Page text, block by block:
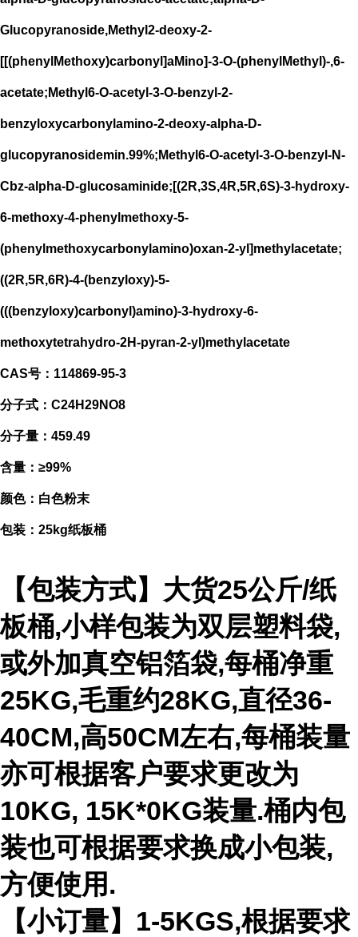
Glucopyranoside,Methyl2-deoxy-2-
[[(phenylMethoxy)carbonyl]aMino]-3-O-(phenylMethyl)-,6-
acetate;Methyl6-O-acetyl-3-O-benzyl-2-
benzyloxycarbonylamino-2-deoxy-alpha-D-
glucopyranosidemin.99%;Methyl6-O-acetyl-3-O-benzyl-N-
Cbz-alpha-D-glucosaminide;[(2R,3S,4R,5R,6S)-3-hydroxy-
6-methoxy-4-phenylmethoxy-5-
(phenylmethoxycarbonylamino)oxan-2-yl]methylacetate;
((2R,5R,6R)-4-(benzyloxy)-5-
(((benzyloxy)carbonyl)amino)-3-hydroxy-6-
methoxytetrahydro-2H-pyran-2-yl)methylacetate
CAS号：114869-95-3
分子式：C24H29NO8
分子量：459.49
含量：≥99%
颜色：白色粉末
包装：25kg纸板桶
【包装方式】大货25公斤/纸
板桶,小样包装为双层塑料袋,
或外加真空铝箔袋,每桶净重
25KG,毛重约28KG,直径36-
40CM,高50CM左右,每桶装量
亦可根据客户要求更改为
10KG, 15K*0KG装量.桶内包
装也可根据要求换成小包装,
方便使用.
【小订量】1-5KGS,根据要求